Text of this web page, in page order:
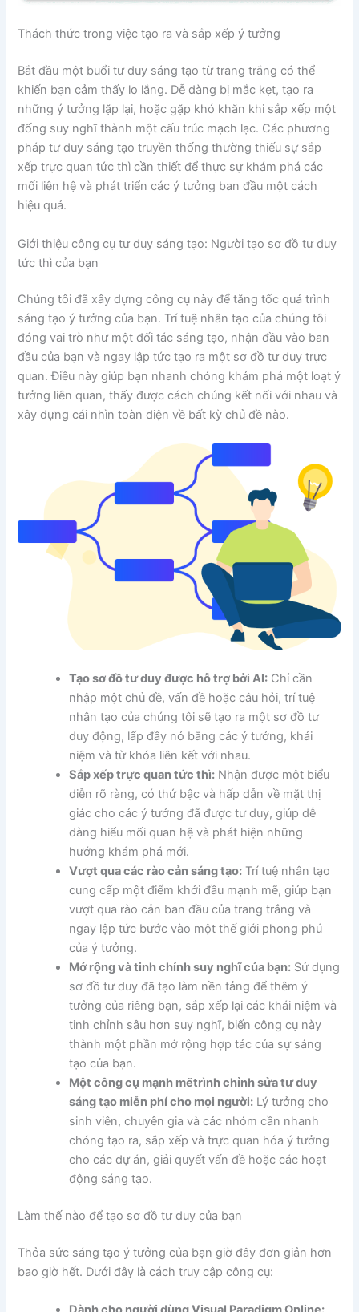
Thách thức trong việc tạo ra và sắp xếp ý tưởng
Bắt đầu một buổi tư duy sáng tạo từ trang trắng có thể
khiến bạn cảm thấy lo lắng. Dễ dàng bị mắc kẹt, tạo ra
những ý tưởng lặp lại, hoặc gặp khó khăn khi sắp xếp một
đống suy nghĩ thành một cấu trúc mạch lạc. Các phương
pháp tư duy sáng tạo truyền thống thường thiếu sự sắp
xếp trực quan tức thì cần thiết để thực sự khám phá các
mối liên hệ và phát triển các ý tưởng ban đầu một cách
hiệu quả.
Giới thiệu công cụ tư duy sáng tạo: Người tạo sơ đồ tư duy
tức thì của bạn
Chúng tôi đã xây dựng công cụ này để tăng tốc quá trình
sáng tạo ý tưởng của bạn. Trí tuệ nhân tạo của chúng tôi
đóng vai trò như một đối tác sáng tạo, nhận đầu vào ban
đầu của bạn và ngay lập tức tạo ra một sơ đồ tư duy trực
quan. Điều này giúp bạn nhanh chóng khám phá một loạt ý
tưởng liên quan, thấy được cách chúng kết nối với nhau và
xây dựng cái nhìn toàn diện về bất kỳ chủ đề nào.
Tạo sơ đồ tư duy được hỗ trợ bởi AI: Chỉ cần
nhập một chủ đề, vấn đề hoặc câu hỏi, trí tuệ
nhân tạo của chúng tôi sẽ tạo ra một sơ đồ tư
duy động, lấp đầy nó bằng các ý tưởng, khái
niệm và từ khóa liên kết với nhau.
Sắp xếp trực quan tức thì: Nhận được một biểu
diễn rõ ràng, có thứ bậc và hấp dẫn về mặt thị
giác cho các ý tưởng đã được tư duy, giúp dễ
dàng hiểu mối quan hệ và phát hiện những
hướng khám phá mới.
Vượt qua các rào cản sáng tạo: Trí tuệ nhân tạo
cung cấp một điểm khởi đầu mạnh mẽ, giúp bạn
vượt qua rào cản ban đầu của trang trắng và
ngay lập tức bước vào một thế giới phong phú
của ý tưởng.
Mở rộng và tinh chỉnh suy nghĩ của bạn: Sử dụng
sơ đồ tư duy đã tạo làm nền tảng để thêm ý
tưởng của riêng bạn, sắp xếp lại các khái niệm và
tinh chỉnh sâu hơn suy nghĩ, biến công cụ này
thành một phần mở rộng hợp tác của sự sáng
tạo của bạn.
Một công cụ mạnh mẽtrình chỉnh sửa tư duy
sáng tạo miễn phícho mọi người: Lý tưởng cho
sinh viên, chuyên gia và các nhóm cần nhanh
chóng tạo ra, sắp xếp và trực quan hóa ý tưởng
cho các dự án, giải quyết vấn đề hoặc các hoạt
động sáng tạo.
Làm thế nào để tạo sơ đồ tư duy của bạn
Thỏa sức sáng tạo ý tưởng của bạn giờ đây đơn giản hơn
bao giờ hết. Dưới đây là cách truy cập công cụ: